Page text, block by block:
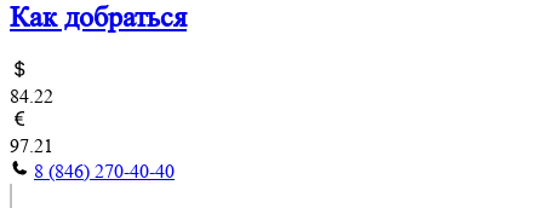
Как добраться
84.22
97.21
8 (846) 270-40-40